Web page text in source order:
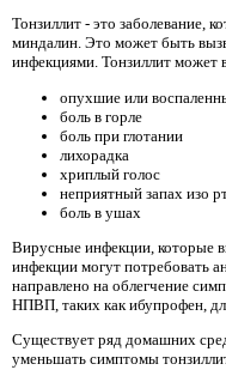
Тонзиллит - это заболевание,
миндалин. Это может быть
инфекциями. Тонзиллит может
опухшие или
боль в горле
боль при глотании
лихорадка
хриплый голос
неприятный запах изо
боль в ушах
Вирусные инфекции, которые
инфекции могут потребовать
направлено на облегчение
НПВП, таких как ибупрофен,
Существует ряд домашних
уменьшать симптомы